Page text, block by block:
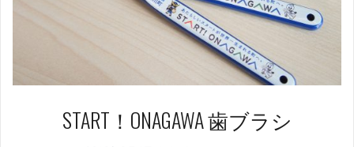
START！ONAGAWA 歯ブラシ